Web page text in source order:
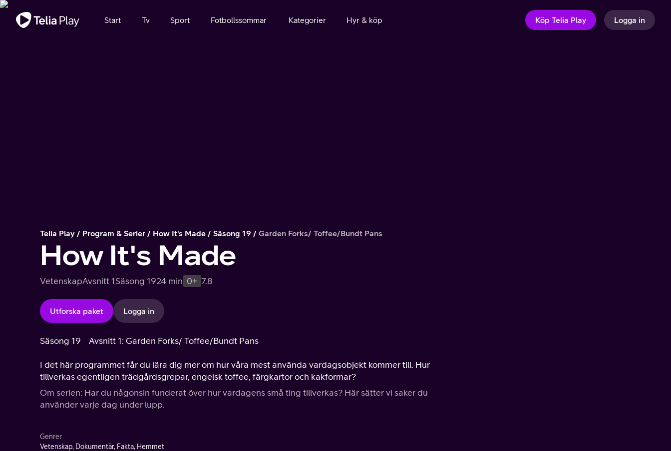
Viktigt meddelande
Start Tv Sport Fotbollssommar Kategorier Hyr & köp Köp Telia Play Logga in
Telia Play Program & Serier How It's Made Säsong 19 Garden Forks/ Toffee/Bundt Pans
How It's Made
VetenskapAvsnitt 1Säsong 1924 min 0+ 7.8
Utforska paket Logga in
Säsong 19 Avsnitt 1: Garden Forks/ Toffee/Bundt Pans
I det här programmet får du lära dig mer om hur våra mest använda vardagsobjekt kommer till. Hur
tillverkas egentligen trädgårdsgrepar, engelsk toffee, färgkartor och kakformar?
Om serien: Har du någonsin funderat över hur vardagens små ting tillverkas? Här sätter vi saker du
använder varje dag under lupp.
Genrer
Vetenskap, Dokumentär, Fakta, Hemmet